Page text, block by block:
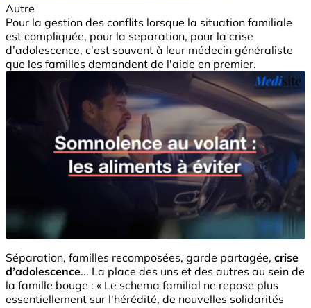
Autre
Pour la gestion des conflits lorsque la situation familiale
est compliquée, pour la separation, pour la crise
d’adolescence, c'est souvent à leur médecin généraliste
que les familles demandent de l'aide en premier.
Séparation, familles recomposées, garde partagée, crise
d’adolescence... La place des uns et des autres au sein de
la famille bouge : « Le schema familial ne repose plus
essentiellement sur l'hérédité, de nouvelles solidarités